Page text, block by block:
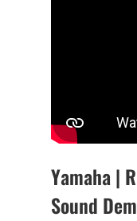
Yamaha |
Sound